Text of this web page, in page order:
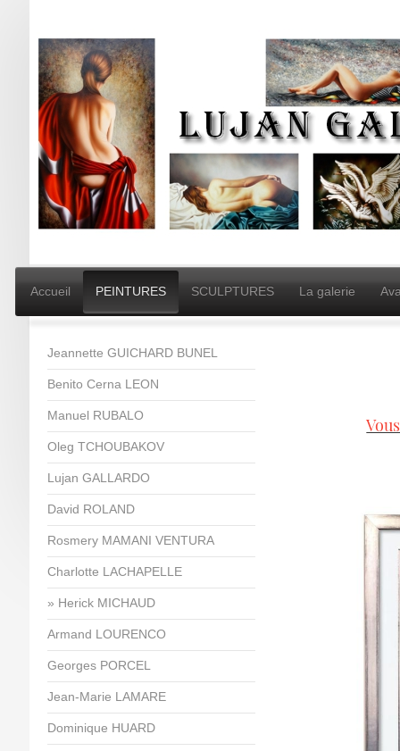
Accueil PEINTURES SCULPTURES La galerie
Jeannette GUICHARD BUNEL
Benito Cerna LEON
Manuel RUBALO
Oleg TCHOUBAKOV
Lujan GALLARDO
David ROLAND
Rosmery MAMANI VENTURA
Charlotte LACHAPELLE
Herick MICHAUD
Armand LOURENCO
Georges PORCEL
Jean-Marie LAMARE
Dominique HUARD